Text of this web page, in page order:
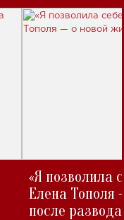
«Я позволила
Елена Тополя
после развода